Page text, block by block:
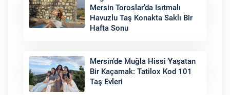
Mersin Toroslar’da Isıtmalı
Havuzlu Taş Konakta Saklı Bir
Hafta Sonu
Mersin’de Muğla Hissi Yaşatan
Bir Kaçamak: Tatilox Kod 101
Taş Evleri